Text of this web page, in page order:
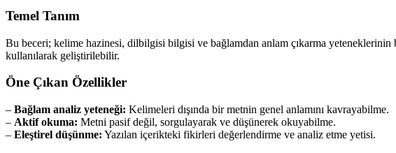
Temel Tanım
Bu beceri; kelime hazinesi, dilbilgisi bilgisi ve bağlamdan anlam çıkarma
kullanılarak geliştirilebilir.
Öne Çıkan Özellikler
– Bağlam analiz yeteneği: Kelimeleri dışında bir metnin genel anlamını kavrayabilme.
– Aktif okuma: Metni pasif değil, sorgulayarak ve düşünerek okuyabilme.
– Eleştirel düşünme: Yazılan içerikteki fikirleri değerlendirme ve analiz etme yetisi.